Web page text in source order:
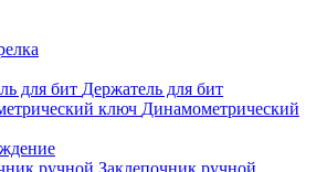
Держатель для бит
Динамометрический
Заклепочник ручной